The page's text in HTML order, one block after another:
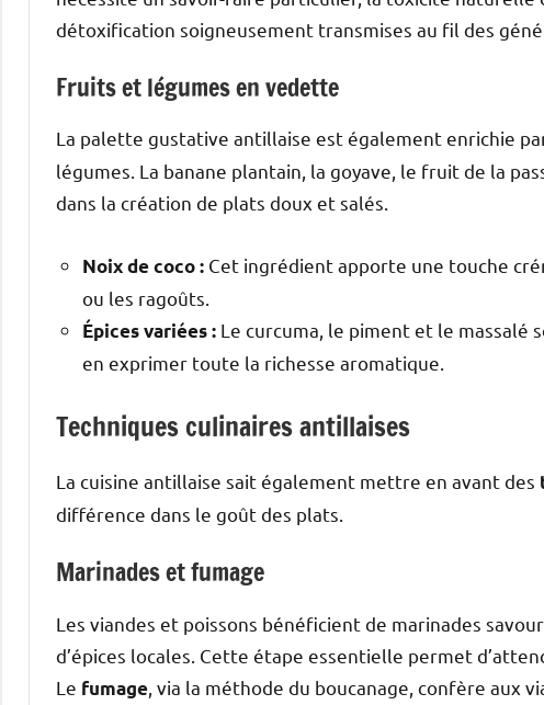
détoxification soigneusement transmises au fil des
Fruits et légumes en vedette
La palette gustative antillaise est également enrichie
légumes. La banane plantain, la goyave, le fruit de la
dans la création de plats doux et salés.
Noix de coco : Cet ingrédient apporte une touche
ou les ragoûts.
Épices variées : Le curcuma, le piment et le
en exprimer toute la richesse aromatique.
Techniques culinaires antillaises
La cuisine antillaise sait également mettre en avant des
différence dans le goût des plats.
Marinades et fumage
Les viandes et poissons bénéficient de marinades
d’épices locales. Cette étape essentielle permet
Le fumage , via la méthode du boucanage, confère aux